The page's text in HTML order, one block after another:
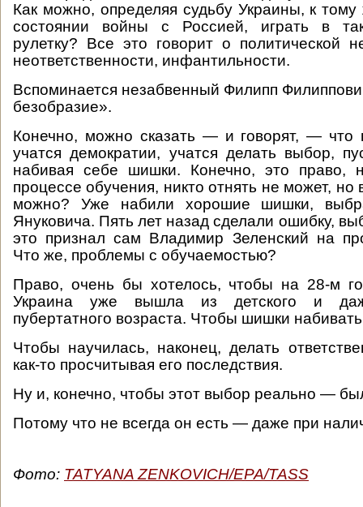
Как можно, определяя судьбу Украины, к
состоянии войны с Россией, играть в
рулетку? Все это говорит о политической
неответственности, инфантильности.
Вспоминается незабвенный Филипп
безобразие».
Конечно, можно сказать — и говорят, — что
учатся демократии, учатся делать выбор,
набивая себе шишки. Конечно, это право,
процессе обучения, никто отнять не может, но
можно? Уже набили хорошие шишки,
Януковича. Пять лет назад сделали ошибку,
это признал сам Владимир Зеленский на
Что же, проблемы с обучаемостью?
Право, очень бы хотелось, чтобы на 28-м
Украина уже вышла из детского и
пубертатного возраста. Чтобы шишки
Чтобы научилась, наконец, делать
как-то просчитывая его последствия.
Ну и, конечно, чтобы этот выбор реально —
Потому что не всегда он есть — даже при
Фото: TATYANA ZENKOVICH/EPA/TASS